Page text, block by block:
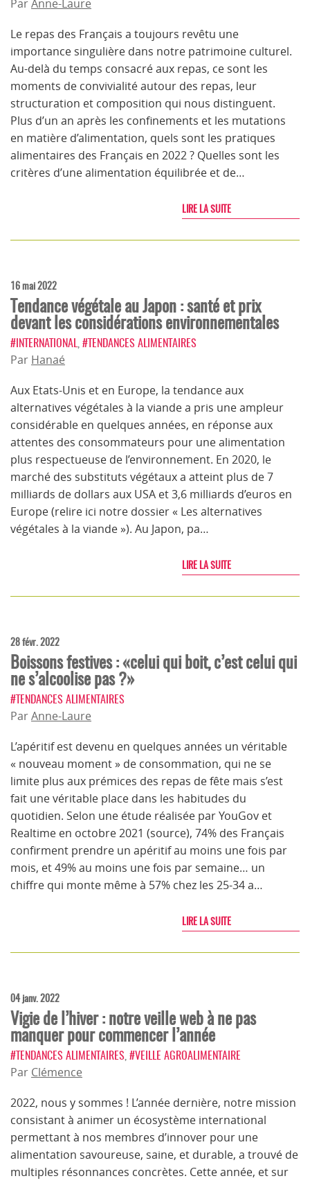
ParAnne-Laure
Le repas des Français a toujours revêtu une
importance singulière dans notre patrimoine culturel.
Au-delà du temps consacré aux repas, ce sont les
moments de convivialité autour des repas, leur
structuration et composition qui nous distinguent.
Plus d’un an après les confinements et les mutations
en matière d’alimentation, quels sont les pratiques
alimentaires des Français en 2022 ? Quelles sont les
critères d’une alimentation équilibrée et de…
LIRE LA SUITE
16 mai 2022
Tendance végétale au Japon : santé et prix
devant les considérations environnementales
#INTERNATIONAL #TENDANCES ALIMENTAIRES
Par Hanaé
Aux Etats-Unis et en Europe, la tendance aux
alternatives végétales à la viande a pris une ampleur
considérable en quelques années, en réponse aux
attentes des consommateurs pour une alimentation
plus respectueuse de l’environnement. En 2020, le
marché des substituts végétaux a atteint plus de 7
milliards de dollars aux USA et 3,6 milliards d’euros en
Europe (relire ici notre dossier « Les alternatives
végétales à la viande »). Au Japon, pa…
LIRE LA SUITE
28 févr. 2022
Boissons festives : «celui qui boit, c’est celui qui
ne s’alcoolise pas ?»
#TENDANCES ALIMENTAIRES
ParAnne-Laure
L’apéritif est devenu en quelques années un véritable
« nouveau moment » de consommation, qui ne se
limite plus aux prémices des repas de fête mais s’est
fait une véritable place dans les habitudes du
quotidien. Selon une étude réalisée par YouGov et
Realtime en octobre 2021 (source), 74% des Français
confirment prendre un apéritif au moins une fois par
mois, et 49% au moins une fois par semaine… un
chiffre qui monte même à 57% chez les 25-34 a…
LIRE LA SUITE
04 janv. 2022
Vigie de l’hiver : notre veille web à ne pas
manquer pour commencer l’année
#TENDANCES ALIMENTAIRES #VEILLE AGROALIMENTAIRE
Par Clémence
2022, nous y sommes ! L’année dernière, notre mission
consistant à animer un écosystème international
permettant à nos membres d’innover pour une
alimentation savoureuse, saine, et durable, a trouvé de
multiples résonnances concrètes. Cette année, et sur